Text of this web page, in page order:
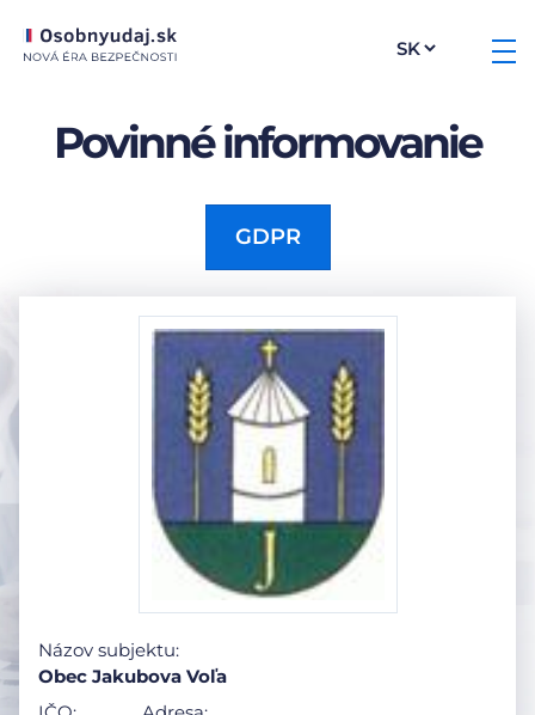
Povinné informovanie
GDPR
Názov subjektu:
Obec Jakubova Voľa